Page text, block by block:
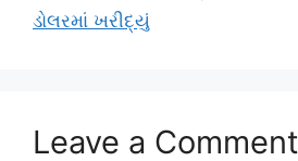
ડોલરમાં ખરીદ્યું
Leave a Comment